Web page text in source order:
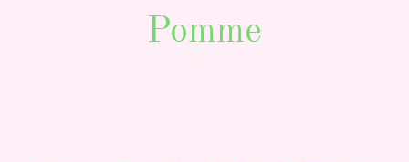
Pomme